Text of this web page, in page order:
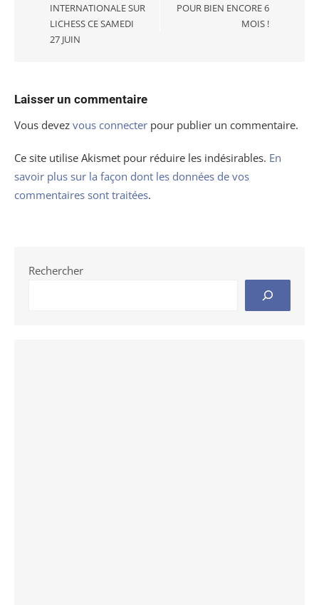
INTERNATIONALE SUR
LICHESS CE SAMEDI
27 JUIN
POUR BIEN ENCORE 6
MOIS !
Laisser un commentaire
Vous devez vous connecter pour publier un commentaire.
Ce site utilise Akismet pour réduire les indésirables. En
savoir plus sur la façon dont les données de vos
commentaires sont traitées.
Rechercher